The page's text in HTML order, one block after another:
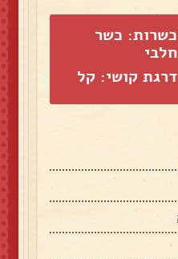
כשרות: כשר
חלבי
דרגת קושי: קל